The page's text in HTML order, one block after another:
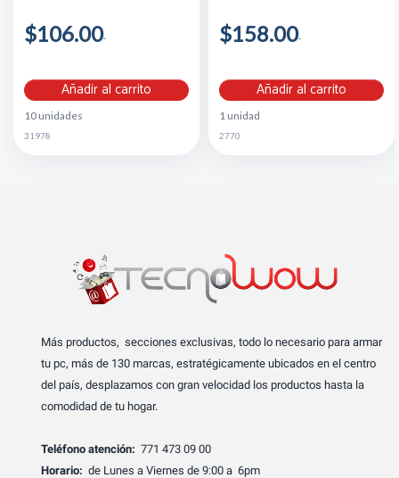
$106.00
Añadir al carrito
10 unidades
31978
$158.00
Añadir al carrito
1 unidad
2770
Más productos, secciones exclusivas, todo lo necesario para armar
tu pc, más de 130 marcas, estratégicamente ubicados en el centro
del país, desplazamos con gran velocidad los productos hasta la
comodidad de tu hogar.
Teléfono atención: 771 473 09 00
Horario: de Lunes a Viernes de 9:00 a 6pm